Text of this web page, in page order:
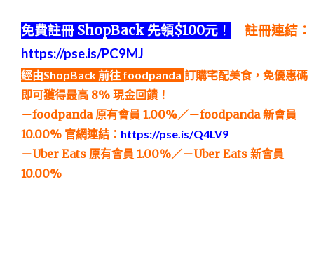
免費註冊 ShopBack 先領$100元 ！ 註冊連結：
https://pse.is/PC9MJ
經由ShopBack 前往 foodpanda 訂購宅配美食，免優惠碼
即可獲得最高 8% 現金回饋！
－foodpanda 原有會員 1.00%／－foodpanda 新會員
10.00% 官網連結： https://pse.is/Q4LV9
－Uber Eats 原有會員 1.00%／－Uber Eats 新會員
10.00%